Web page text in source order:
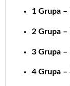
1 Grupa –
2 Grupa –
3 Grupa –
4 Grupa –